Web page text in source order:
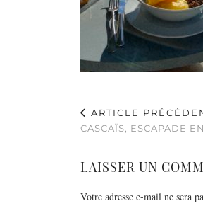
ARTICLE
CASCAÏS, ESCAPADE
LAISSER UN
Votre adresse e-mail ne sera